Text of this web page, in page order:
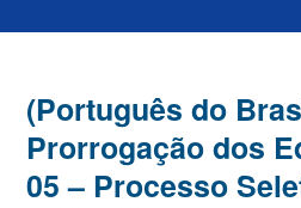
(Português do
Prorrogação dos
05 – Processo